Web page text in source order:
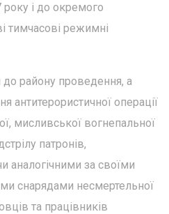
і до окремого
тимчасові режимні
району проведення, а
антитерористичної операції
мисливської вогнепальної
патронів,
аналогічними за своїми
снарядами несмертельної
та працівників